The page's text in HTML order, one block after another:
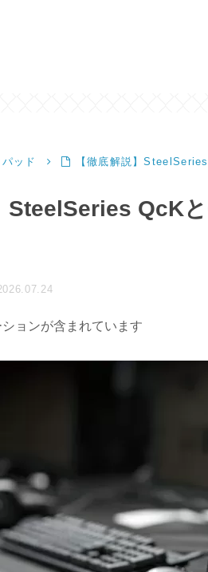
ッド 【徹底解説】
SteelSeries QcK
ョンが含まれています